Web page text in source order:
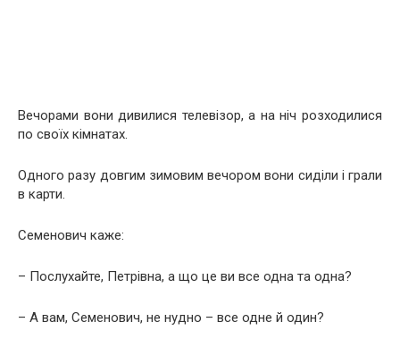
Вечорами вони дивилися телевізор, а на ніч розходилися
по своїх кімнатах.
Одного разу довгим зимовим вечором вони сиділи і грали
в карти.
Семенович каже:
– Послухайте, Петрівна, а що це ви все одна та одна?
– А вам, Семенович, не нудно – все одне й один?